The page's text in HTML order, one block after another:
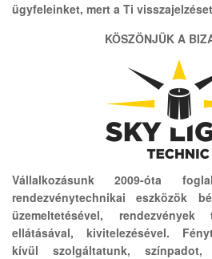
ügyfeleinket, mert a Ti
KÖSZÖNJÜK A
Vállalkozásunk 2009-óta
rendezvénytechnikai eszközök
üzemeltetésével,
ellátásával, kivitelezésével.
kívül szolgáltatunk,